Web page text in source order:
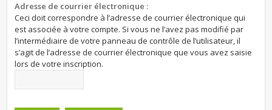
Adresse de courrier électronique :
Ceci doit correspondre à l’adresse de courrier électronique qui
est associée à votre compte. Si vous ne l’avez pas modifié par
l’intermédiaire de votre panneau de contrôle de l’utilisateur, il
s’agit de l’adresse de courrier électronique que vous avez saisie
lors de votre inscription.